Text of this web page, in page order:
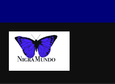
Skip
content